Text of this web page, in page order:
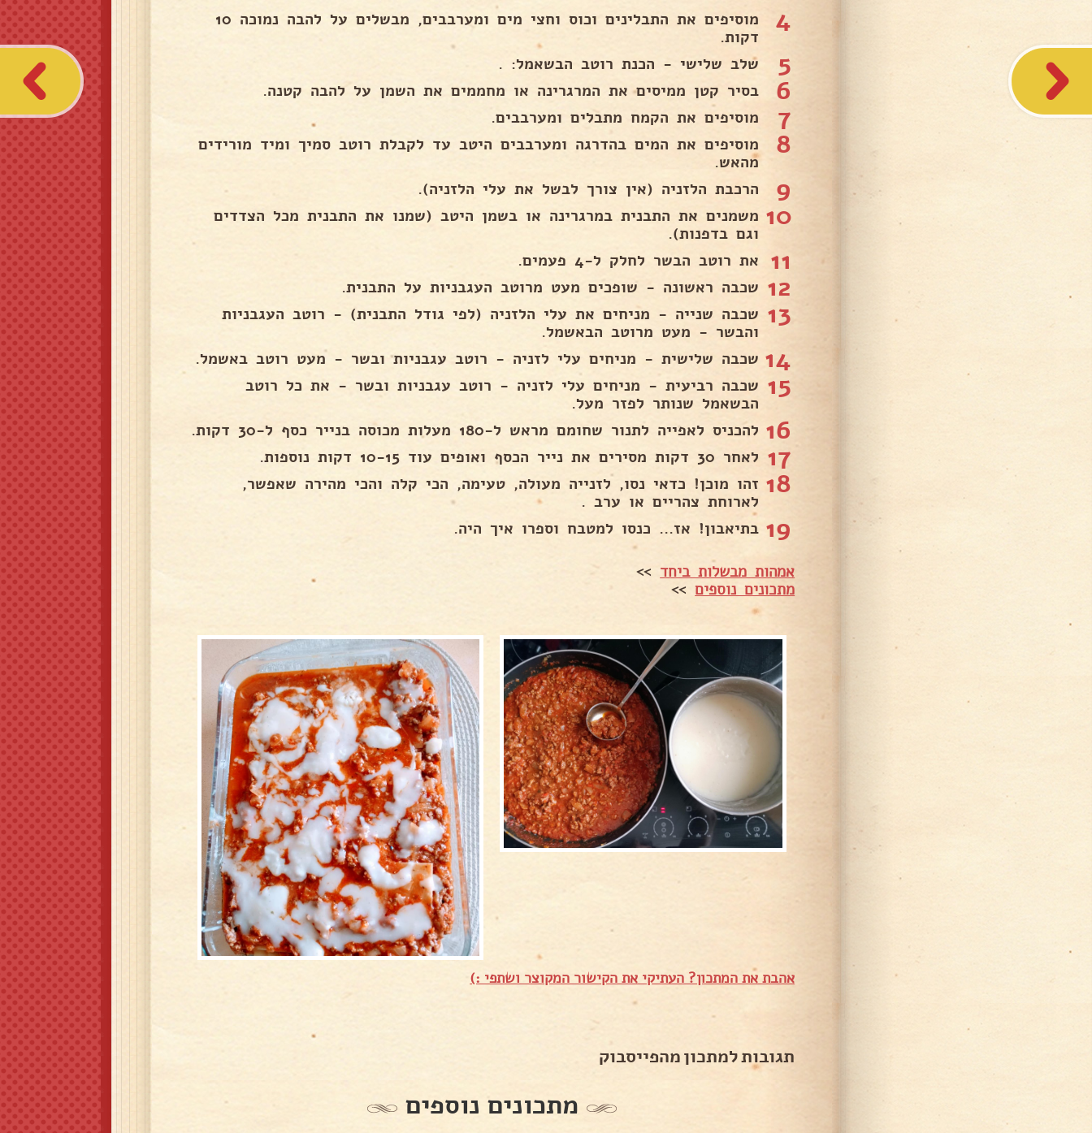
4
מוסיפים את התבלינים וכוס וחצי מים ומערבבים, מבשלים על להבה נמוכה 10
דקות.
5 שלב שלישי - הכנת רוטב הבשאמל: .
6 בסיר קטן ממיסים את המרגרינה או מחממים את השמן על להבה קטנה.
7 מוסיפים את הקמח מתבלים ומערבבים.
8
מוסיפים את המים בהדרגה ומערבבים היטב עד לקבלת רוטב סמיך ומיד מורידים
מהאש.
9 הרכבת הלזניה (אין צורך לבשל את עלי הלזניה).
10 משמנים את התבנית במרגרינה או בשמן היטב (שמנו את התבנית מכל הצדדים
וגם בדפנות).
11 את רוטב הבשר לחלק ל-4 פעמים.
12 שכבה ראשונה - שופכים מעט מרוטב העגבניות על התבנית.
13 שכבה שנייה - מניחים את עלי הלזניה (לפי גודל התבנית) - רוטב העגבניות
והבשר - מעט מרוטב הבאשמל.
14 שכבה שלישית - מניחים עלי לזניה - רוטב עגבניות ובשר - מעט רוטב באשמל.
15 שכבה רביעית - מניחים עלי לזניה - רוטב עגבניות ובשר - את כל רוטב
הבשאמל שנותר לפזר מעל.
16 להכניס לאפייה לתנור שחומם מראש ל-180 מעלות מכוסה בנייר כסף ל-30 דקות.
17 לאחר 30 דקות מסירים את נייר הכסף ואופים עוד 10-15 דקות נוספות.
18 זהו מוכן! כדאי נסו, לזנייה מעולה, טעימה, הכי קלה והכי מהירה שאפשר,
לארוחת צהריים או ערב .
19 בתיאבון! אז... כנסו למטבח וספרו איך היה.
אמהות מבשלות ביחד >>
מתכונים נוספים>>
אהבת את המתכון? העתיקי את הקישור המקוצר ושתפי :)
תגובות למתכון מהפייסבוק
מתכונים נוספים